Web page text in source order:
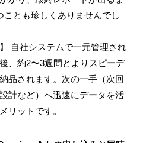
ことも珍しくありませんでし
自社システムで一元管理され
、約2〜3週間とよりスピーデ
品されます。次の一手（次回
計など）へ迅速にデータを活
リットです。